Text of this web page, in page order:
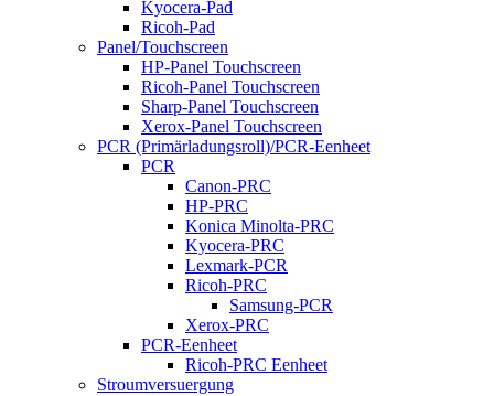
Kyocera-Pad
Ricoh-Pad
Panel/Touchscreen
HP-Panel Touchscreen
Ricoh-Panel Touchscreen
Sharp-Panel Touchscreen
Xerox-Panel Touchscreen
PCR (Primärladungsroll)/PCR-Eenheet
PCR
Canon-PRC
HP-PRC
Konica Minolta-PRC
Kyocera-PRC
Lexmark-PCR
Ricoh-PRC
Samsung-PCR
Xerox-PRC
PCR-Eenheet
Ricoh-PRC Eenheet
Stroumversuergung